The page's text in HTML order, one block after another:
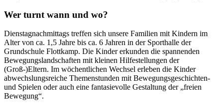
Wer turnt wann und wo?
Dienstagnachmittags treffen sich unsere Familien mit Kindern im
Alter von ca. 1,5 Jahre bis ca. 6 Jahren in der Sporthalle der
Grundschule Flottkamp. Die Kinder erkunden die spannenden
Bewegungslandschaften mit kleinen Hilfestellungen der
(Groß-)Eltern. Im wöchentlichen Wechsel erleben die Kinder
abwechslungsreiche Themenstunden mit Bewegungsgeschichten-
und Spielen oder auch eine fantasievolle Gestaltung der „freien
Bewegung“.